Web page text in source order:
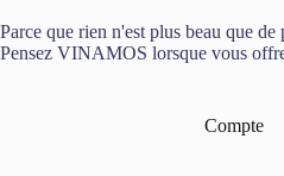
Parce que rien n'est plus beau que de
Pensez VINAMOS lorsque vous
Compte